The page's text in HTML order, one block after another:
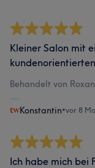
Kleiner Salon mit
Behandelt von
Konstantin•vor 8
Ich habe mich bei